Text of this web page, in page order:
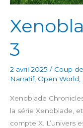
3
2 avril 2025 / Coup
Narratif, Open World,
Xenoblade
la série Xenoblade,
compte X. L’univers